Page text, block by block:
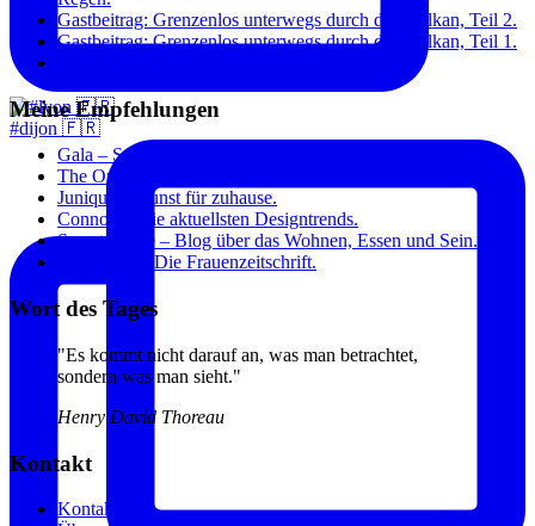
#dijon 🇫🇷
Gastbeitrag: Grenzenlos unterwegs durch den Balkan, Teil 2.
Gastbeitrag: Grenzenlos unterwegs durch den Balkan, Teil 1.
Meine Empfehlungen
Gala – Stars und Fashion.
The Original Dish – Inspirierende Kochrezepte.
Junique – Kunst für zuhause.
Connox – Die aktuellsten Designtrends.
Sweet Home – Blog über das Wohnen, Essen und Sein.
Annabelle – Die Frauenzeitschrift.
Wort des Tages
"Es kommt nicht darauf an, was man betrachtet,
sondern was man sieht."
Henry David Thoreau
Kontakt
Kontakt